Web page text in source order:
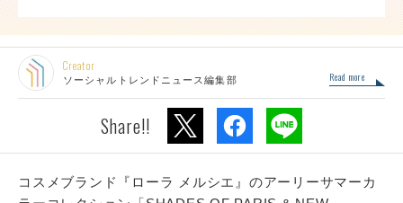
Creator
ソーシャルトレンドニュース編集部 Read more
Share!!
コスメブランド『ローラ メルシエ』のアーリーサマーカ